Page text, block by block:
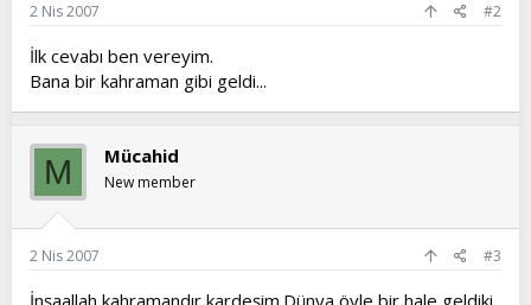
2 Nis 2007 #2
İlk cevabı ben vereyim.
Bana bir kahraman gibi geldi...
M Mücahid
New member
2 Nis 2007 #3
İnşaallah kahramandır,kardeşim.Dünya öyle bir hale geldiki